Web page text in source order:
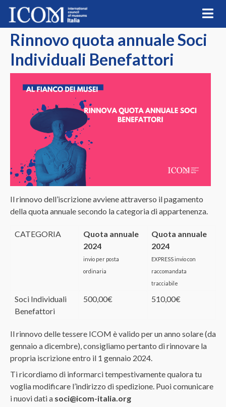
Skip
content
Rinnovo quota annuale Soci
Individuali Benefattori
Il rinnovo dell’iscrizione avviene attraverso il pagamento
della quota annuale secondo la categoria di appartenenza.
CATEGORIA
Quota annuale
2024
invio per posta
ordinaria
Quota annuale
2024
EXPRESS invio con
raccomandata
tracciabile
Soci Individuali
Benefattori
500,00€ 510,00€
Il rinnovo delle tessere ICOM è valido per un anno solare (da
gennaio a dicembre), consigliamo pertanto di rinnovare la
propria iscrizione entro il 1 gennaio 2024.
Ti ricordiamo di informarci tempestivamente qualora tu
voglia modificare l’indirizzo di spedizione. Puoi comunicare
i nuovi dati a soci@icom-italia.org